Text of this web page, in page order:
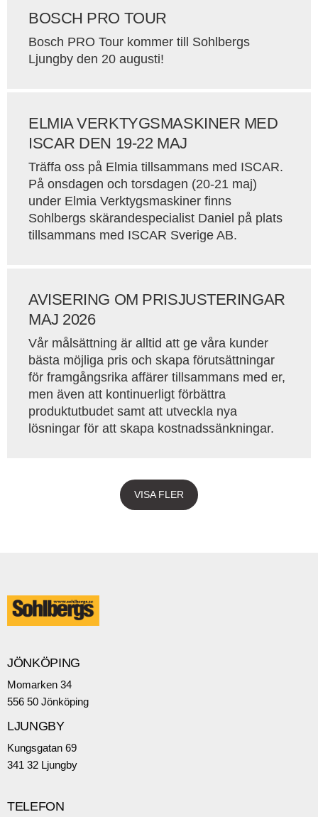
BOSCH PRO TOUR
Bosch PRO Tour kommer till Sohlbergs
Ljungby den 20 augusti!
ELMIA VERKTYGSMASKINER MED
ISCAR DEN 19-22 MAJ
Träffa oss på Elmia tillsammans med ISCAR.
På onsdagen och torsdagen (20-21 maj)
under Elmia Verktygsmaskiner finns
Sohlbergs skärandespecialist Daniel på plats
tillsammans med ISCAR Sverige AB.
AVISERING OM PRISJUSTERINGAR
MAJ 2026
Vår målsättning är alltid att ge våra kunder
bästa möjliga pris och skapa förutsättningar
för framgångsrika affärer tillsammans med er,
men även att kontinuerligt förbättra
produktutbudet samt att utveckla nya
lösningar för att skapa kostnadssänkningar.
VISA FLER
JÖNKÖPING
Momarken 34
556 50 Jönköping
LJUNGBY
Kungsgatan 69
341 32 Ljungby
TELEFON